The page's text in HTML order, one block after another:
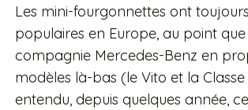
Les mini-fourgonnettes ont
populaires en Europe, au point
compagnie Mercedes-Benz en
modèles là-bas (le Vito et la Classe
entendu, depuis quelques année,